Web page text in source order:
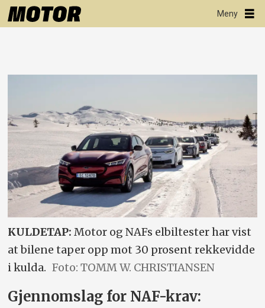
KULDETAP: Motor og NAFs elbiltester har vist
at bilene taper opp mot 30 prosent rekkevidde
i kulda. Foto: TOMM W. CHRISTIANSEN
Gjennomslag for NAF-krav: